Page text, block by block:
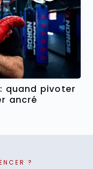
quand pivoter
ancré
?